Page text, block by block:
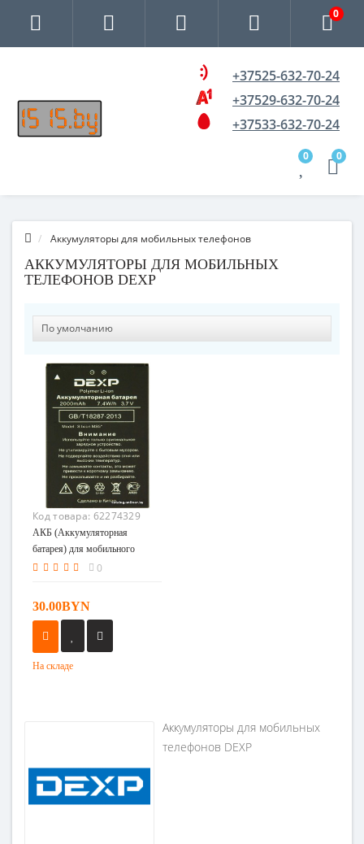
0
+37525-632-70-24
+37529-632-70-24
+37533-632-70-24
0 0
Аккумуляторы для мобильных телефонов
АККУМУЛЯТОРЫ ДЛЯ МОБИЛЬНЫХ
ТЕЛЕФОНОВ DEXP
Код товара: 62274329
АКБ (Аккумуляторная
батарея) для мобильного
телефона DEXP Ixion MS 5
0
30.00BYN
На складе
Аккумуляторы для мобильных
телефонов DEXP